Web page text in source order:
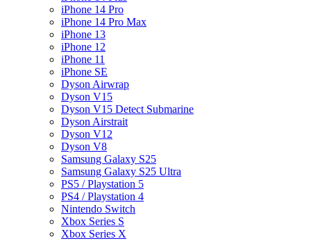
iPhone 14 Pro
iPhone 14 Pro Max
iPhone 13
iPhone 12
iPhone 11
iPhone SE
Dyson Airwrap
Dyson V15
Dyson V15 Detect Submarine
Dyson Airstrait
Dyson V12
Dyson V8
Samsung Galaxy S25
Samsung Galaxy S25 Ultra
PS5 / Playstation 5
PS4 / Playstation 4
Nintendo Switch
Xbox Series S
Xbox Series X